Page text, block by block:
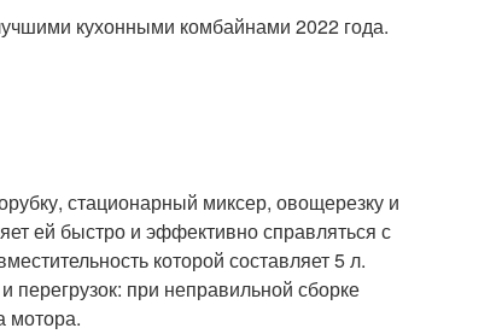
кухонными комбайнами 2022 года.
стационарный миксер, овощерезку и
ей быстро и эффективно справляться с
которой составляет 5 л.
перегрузок: при неправильной сборке
мотора.